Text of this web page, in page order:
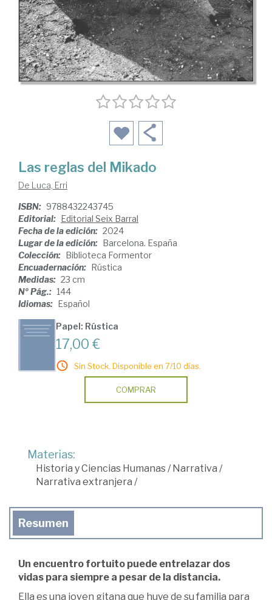
Las reglas del Mikado
De Luca, Erri
ISBN: 9788432243745
Editorial: Editorial Seix Barral
Fecha de la edición: 2024
Lugar de la edición: Barcelona. España
Colección: Biblioteca Formentor
Encuadernación: Rústica
Medidas: 23 cm
Nº Pág.: 144
Idiomas: Español
Papel: Rústica
17,00 €
Sin Stock. Disponible en 7/10 días.
COMPRAR
Materias:
Historia y Ciencias Humanas/Narrativa /
Narrativa extranjera /
Resumen
Un encuentro fortuito puede entrelazar dos
vidas para siempre a pesar de la distancia.
Ella es una joven gitana que huye de su familia para